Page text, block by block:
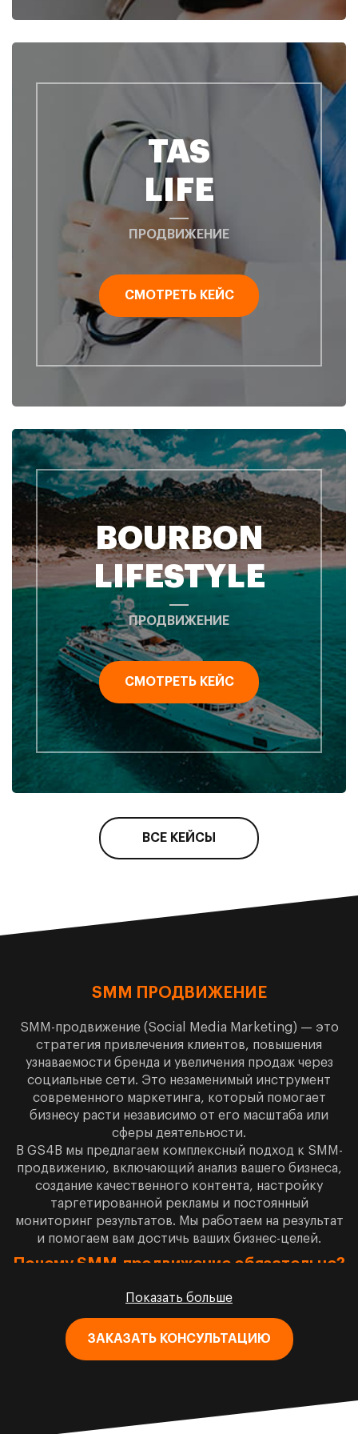
TAS
LIFE
ПРОДВИЖЕНИЕ
СМОТРЕТЬ КЕЙС
BOURBON
LIFESTYLE
ПРОДВИЖЕНИЕ
СМОТРЕТЬ КЕЙС
ВСЕ КЕЙСЫ
SMM ПРОДВИЖЕНИЕ
SMM-продвижение (Social Media Marketing) — это
стратегия привлечения клиентов, повышения
узнаваемости бренда и увеличения продаж через
социальные сети. Это незаменимый инструмент
современного маркетинга, который помогает
бизнесу расти независимо от его масштаба или
сферы деятельности.
В GS4B мы предлагаем комплексный подход к SMM-
продвижению, включающий анализ вашего бизнеса,
создание качественного контента, настройку
таргетированной рекламы и постоянный
мониторинг результатов. Мы работаем на результат
и помогаем вам достичь ваших бизнес-целей.
Почему SMM-продвижение обязательно?
78% потребителей
готовы покупать у
компаний, с которыми они имели позитивный
опыт в социальных сетях.
55% людейузнают о новых брендах именно
через социальные платформы (данные The Harris
генерировать качественное SMM-продвижение
для сайта и бизнеса.
Показать больше
ЗАКАЗАТЬ КОНСУЛЬТАЦИЮ